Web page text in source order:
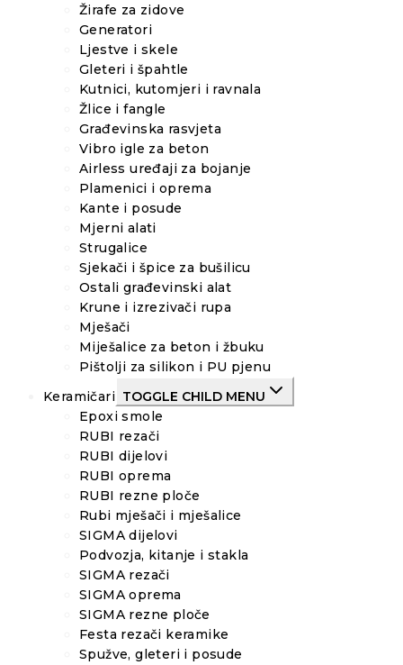
Žirafe za zidove
Generatori
Ljestve i skele
Gleteri i špahtle
Kutnici, kutomjeri i ravnala
Žlice i fangle
Građevinska rasvjeta
Vibro igle za beton
Airless uređaji za bojanje
Plamenici i oprema
Kante i posude
Mjerni alati
Strugalice
Sjekači i špice za bušilicu
Ostali građevinski alat
Krune i izrezivači rupa
Mješači
Miješalice za beton i žbuku
Pištolji za silikon i PU pjenu
Keramičari TOGGLE CHILD MENU
Epoxi smole
RUBI rezači
RUBI dijelovi
RUBI oprema
RUBI rezne ploče
Rubi mješači i mješalice
SIGMA dijelovi
Podvozja, kitanje i stakla
SIGMA rezači
SIGMA oprema
SIGMA rezne ploče
Festa rezači keramike
Spužve, gleteri i posude